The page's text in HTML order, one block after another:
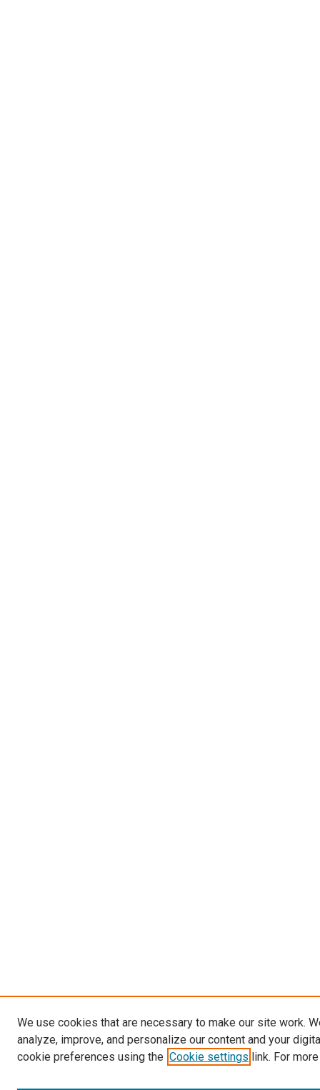
We use cookies that are necessary to make our site work.
analyze, improve, and personalize our content and your
cookie preferences using the Cookie settings link. For